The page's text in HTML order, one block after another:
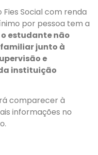
Social com renda
por pessoa tem a
o estudante não
junto à
e
instituição
comparecer à
informações no